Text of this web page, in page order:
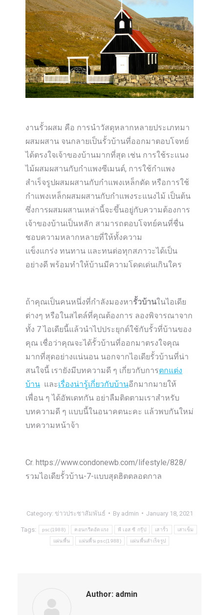
งานรั้วผสม คือ การนำวัสดุหลากหลายประเภทมา
ผสมผสาน จนกลายเป็นรั้วบ้านที่ออกมาตอบโจทย์
ได้ตรงใจเจ้าของบ้านมากที่สุด เช่น การใช้ระแนง
ไม้ผสมผสานกับกำแพงซีเมนต์, การใช้กำแพง
สำเร็จรูปผสมผสานกับกำแพงเหล็กดัด หรือการใช้
กำแพงเหล็กผสมผสานกับกำแพงระแนงไม้ เป็นต้น
ซึ่งการผสมผสานเหล่านี้จะขึ้นอยู่กับความต้องการ
เจ้าของบ้านเป็นหลัก สามารถตอบโจทย์คนที่ชื่น
ชอบความหลากหลายที่ให้ทั้งความ
แข็งแกร่ง ทนทาน และทนต่อทุกสภาวะได้เป็น
อย่างดี พร้อมทำให้บ้านมีความโดดเด่นเกินใคร
ถ้าคุณเป็นคนหนึ่งที่กำลังมองหารั้วบ้านในไอเดีย
ต่างๆ หรือในสไตล์ที่คุณต้องการ ลองพิจารณาจาก
ทั้ง 7 ไอเดียนี้แล้วนำไปประยุกต์ใช้กับรั้วที่บ้านของ
คุณ เชื่อว่าคุณจะได้รั้วบ้านที่ออกมาตรงใจคุณ
มากที่สุดอย่างแน่นอน นอกจากไอเดียรั้วบ้านที่น่า
สนใจนี้ เรายังมีบทความดี ๆ เกี่ยวกับการตกแต่ง
บ้าน และเรื่องน่ารู้เกี่ยวกับบ้านอีกมากมายให้
เพื่อน ๆ ได้อัพเดทกัน อย่าลืมติดตามเราสำหรับ
บทความดี ๆ แบบนี้ในอนาคตนะคะ แล้วพบกันใหม่
บทความหน้าจ้า
Cr. https://www.condonewb.com/lifestyle/828/
รวมไอเดียรั้วบ้าน-7-แบบสุดฮิตตลอดกาล
Category: ข่าวประชาสัมพันธ์ By admin January 18, 2021
Tags: psc(1988) คอนกรีตอัดแรง พี เอส ซี กรุ๊ป เสารั้ว เสาเข็ม
แผ่นพื้น แผ่นพื้น psc(1988) แผ่นพื้นสำเร็จรูป
Author: admin